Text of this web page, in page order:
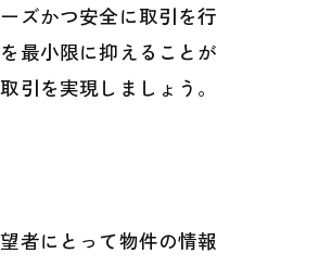
ズかつ安全に取引を行
最小限に抑えることが
を実現しましょう。
者にとって物件の情報